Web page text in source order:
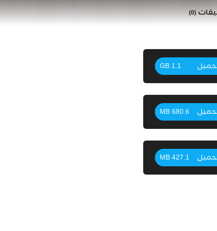
(0)
1.1 GB
680.6 MB
427.1 MB